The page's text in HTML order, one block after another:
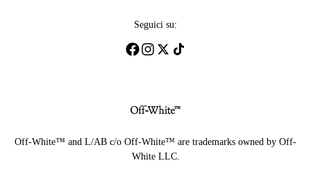
Seguici su:
Off-White™ and L/AB c/o Off-White™ are trademarks owned by Off-
White LLC.